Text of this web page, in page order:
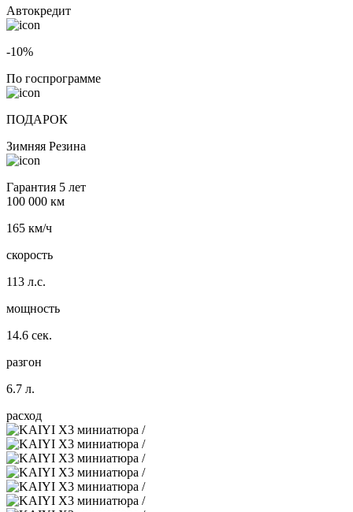
Автокредит
-10%
По госпрограмме
ПОДАРОК
Зимняя Резина
Гарантия 5 лет
100 000 км
165 км/ч
скорость
113 л.с.
мощность
14.6 сек.
разгон
6.7 л.
расход